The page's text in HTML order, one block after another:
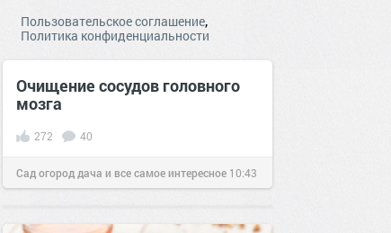
Пользовательское соглашение,
Политика конфиденциальности
Очищение сосудов головного
мозга
272 40
Сад огород дача и все самое интересное 10:43